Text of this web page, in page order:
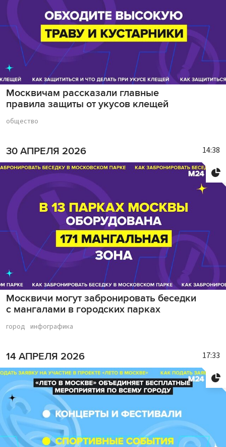
Москвичам рассказали главные
правила защиты от укусов клещей
общество
30 АПРЕЛЯ 2026
Москвичи могут забронировать беседки
с мангалами в городских парках
14:38
город инфографика
14 АПРЕЛЯ 2026 17:33